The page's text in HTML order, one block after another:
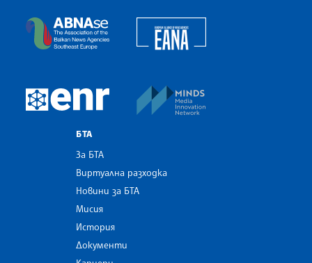
The Assocoation of the Balkan News Agencies
European Newsroom
БТА
За БТА
Виртуална разходка
Новини за БТА
Мисия
История
Документи